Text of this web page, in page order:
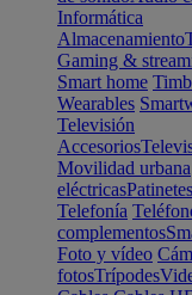
Informática
Almacenamiento
Gaming &
Smart home
Wearables
Televisión
Accesorios
Movilidad urbana
eléctricas
Telefonía
complementos
Foto y vídeo
fotosTrípodes